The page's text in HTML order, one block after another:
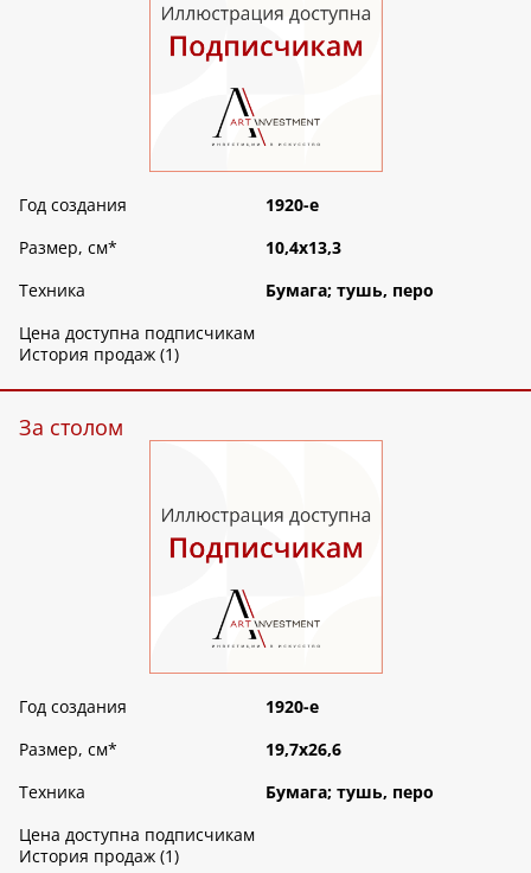
Год создания
1920-е
Размер, см*
10,4х13,3
Техника
Бумага; тушь, перо
Цена доступна подписчикам
История продаж (1)
За столом
Год создания
1920-е
Размер, см*
19,7х26,6
Техника
Бумага; тушь, перо
Цена доступна подписчикам
История продаж (1)